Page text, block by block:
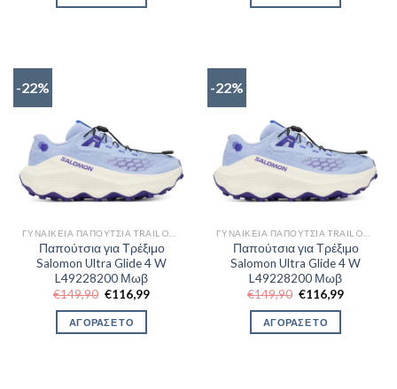
-22%
Παπούτσια για Τρέξιμο
Salomon Ultra Glide 4 W
L49228200 Μωβ
€149,90 Original
was:
€149,90.
€116,99Η
ΑΓΟΡΑΣΕ ΤΟ
-22%
Παπούτσια για Τρέξιμο
Salomon Ultra Glide 4 W
L49228200 Μωβ
€149,90 Original
was:
€149,90.
€116,99Η
ΑΓΟΡΑΣΕ ΤΟ